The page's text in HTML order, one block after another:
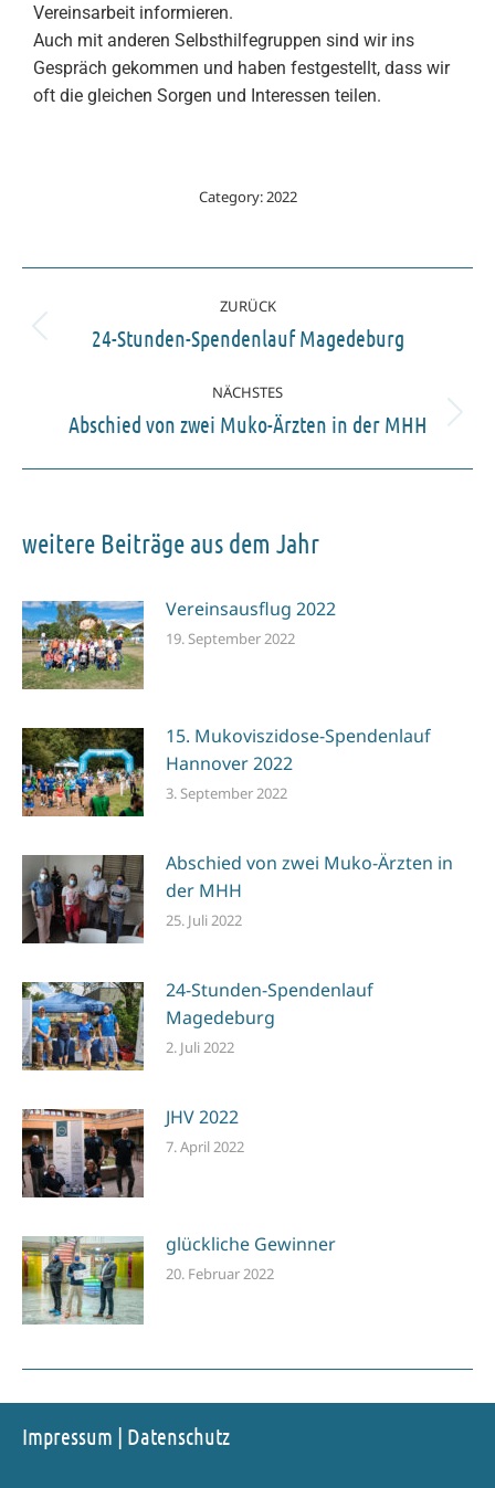
Vereinsarbeit informieren.
Auch mit anderen Selbsthilfegruppen sind wir ins
Gespräch gekommen und haben festgestellt, dass wir
oft die gleichen Sorgen und Interessen teilen.
Category:2022
ZURÜCK
24-Stunden-Spendenlauf Magedeburg
NÄCHSTES
Abschied von zwei Muko-Ärzten in der MHH
weitere Beiträge aus dem Jahr
Vereinsausflug 2022
19. September 2022
15. Mukoviszidose-Spendenlauf
Hannover 2022
3. September 2022
Abschied von zwei Muko-Ärzten in
der MHH
25. Juli 2022
24-Stunden-Spendenlauf
Magedeburg
2. Juli 2022
JHV 2022
7. April 2022
glückliche Gewinner
20. Februar 2022
Impressum | Datenschutz